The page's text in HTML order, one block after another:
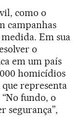
como o
campanhas
Em sua
o
em um país
homicídios
que representa
“No fundo, o
segurança”,